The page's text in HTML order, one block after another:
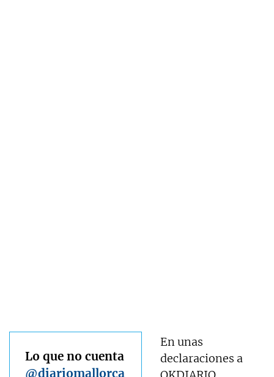
Lo que no cuenta
@diariomallorca
En unas
declaraciones a